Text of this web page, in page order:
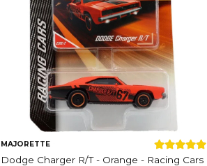
MAJORETTE
Dodge Charger R/T - Orange - Racing Cars